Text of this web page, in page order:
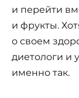
и перейти
и фрукты.
о своем
диетологи и
именно так.